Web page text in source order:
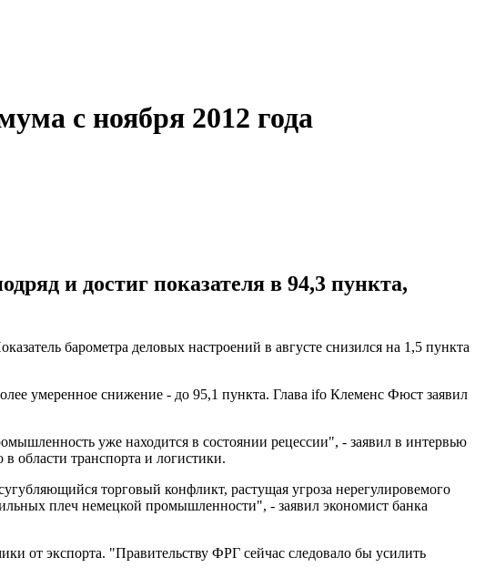
с ноября 2012 года
и достиг показателя в 94,3 пункта,
барометра деловых настроений в августе снизился на 1,5 пункта
умеренное снижение - до 95,1 пункта. Глава ifo Клеменс Фюст заявил
уже находится в состоянии рецессии", - заявил в интервью
области транспорта и логистики.
торговый конфликт, растущая угроза нерегулировемого
плеч немецкой промышленности", - заявил экономист банка
от экспорта. "Правительству ФРГ сейчас следовало бы усилить